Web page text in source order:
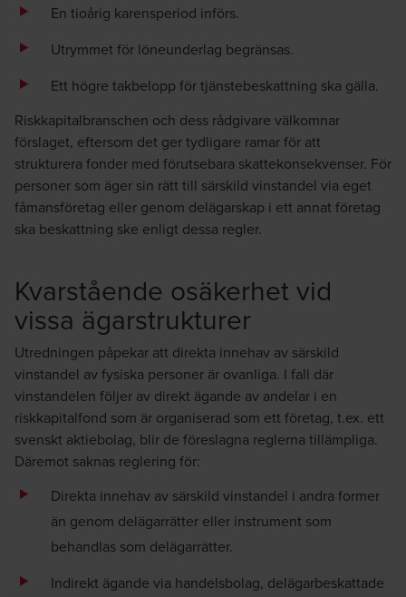
En tioårig karensperiod införs.
Utrymmet för löneunderlag begränsas.
Ett högre takbelopp för tjänstebeskattning ska gälla.
Riskkapitalbranschen och dess rådgivare välkomnar
förslaget, eftersom det ger tydligare ramar för att
strukturera fonder med förutsebara skattekonsekvenser. För
personer som äger sin rätt till särskild vinstandel via eget
fåmansföretag eller genom delägarskap i ett annat företag
ska beskattning ske enligt dessa regler.
Kvarstående osäkerhet vid
vissa ägarstrukturer
Utredningen påpekar att direkta innehav av särskild
vinstandel av fysiska personer är ovanliga. I fall där
vinstandelen följer av direkt ägande av andelar i en
riskkapitalfond som är organiserad som ett företag, t.ex. ett
svenskt aktiebolag, blir de föreslagna reglerna tillämpliga.
Däremot saknas reglering för:
Direkta innehav av särskild vinstandel i andra former
än genom delägarrätter eller instrument som
behandlas som delägarrätter.
Indirekt ägande via handelsbolag, delägarbeskattade